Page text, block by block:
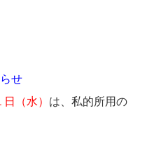
せ
（水） は、私的所用の